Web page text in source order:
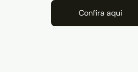
Confira aqui